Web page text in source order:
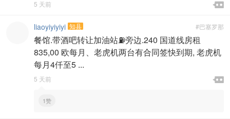

5 天前 
#巴塞罗那
liaoyiyiyiyi 知县
餐馆.带酒吧转让加油站⛽旁边.240 国道线房租
835,00 欧每月、老虎机两台有合同签快到期, 老虎机
每月4仟至5 ...

5 天前 
1赞